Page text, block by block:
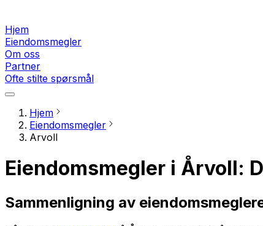
Hjem
Eiendomsmegler
Om oss
Partner
Ofte stilte spørsmål
Hjem
Eiendomsmegler
Arvoll
Eiendomsmegler i Årvoll:
Sammenligning av